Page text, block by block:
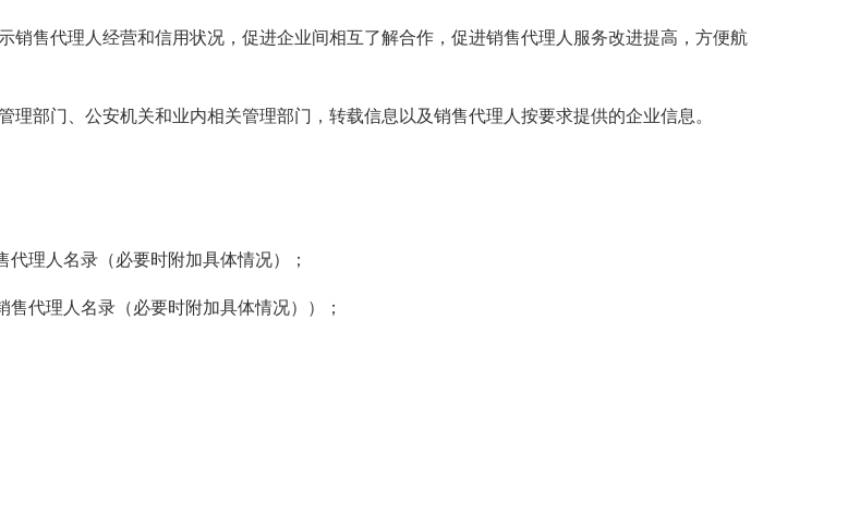
代理人经营和信用状况，促进企业间相互了解合作，促进销售代理人服务改进提高，方便航
门、公安机关和业内相关管理部门，转载信息以及销售代理人按要求提供的企业信息。
人名录（必要时附加具体情况）；
理人名录（必要时附加具体情况））；